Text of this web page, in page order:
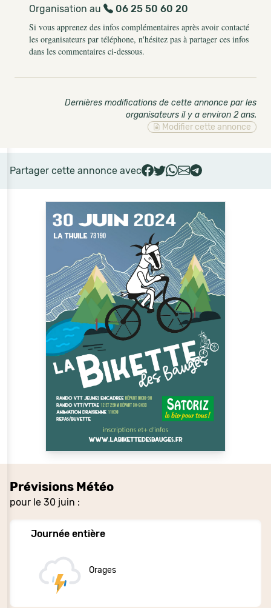
Prévisions Météo
pour le 30 juin :
Journée entière
Orages
Organisation au
06 25 50 60 20
Si vous apprenez des infos complémentaires après avoir contacté
les organisateurs par téléphone, n'hésitez pas à partager ces infos
dans les commentaires ci-dessous.
Dernières modifications de cette annonce par les
organisateurs il y a environ 2 ans.
Modifier cette annonce
Partager cette annonce avec